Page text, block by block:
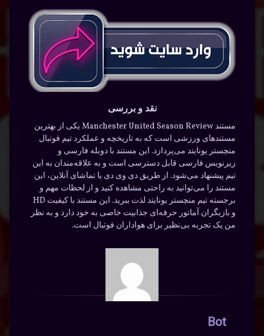
نقد و بررسی
مستند Manchester United Season Review یکی از بهترین
مستندهای ورزشی است که به تاریخچه و عملکرد تیم فوتبال
منچستر یونایتد می‌پردازد. این مستند با دوبله فارسی و
زیرنویس فارسی قابل دسترسی است و به علاقه‌مندان به این
تیم پیشنهاد می‌شود. از طریق دی وی دی یا تماشای آنلاین، این
مستند را می‌توانید به راحتی مشاهده کنید و از لحظات مهم و
برجسته تیم منچستر یونایتد لذت ببرید. این مستند با کیفیت HD
و بازیگران آماتور حرفه‌ای جذابیت خاصی به خود دارد و به نظر
من یک تجربه بی‌نظیر برای هواداران فوتبال است.
Bot